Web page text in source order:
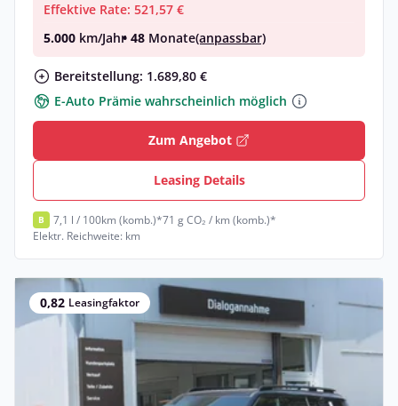
Effektive Rate: 521,57 €
5.000 km/Jahr• 48 Monate(anpassbar)
Bereitstellung: 1.689,80 €
E-Auto Prämie wahrscheinlich möglich
Zum Angebot
Leasing Details
B 7,1 l / 100km (komb.)*71 g CO₂ / km (komb.)*
Elektr. Reichweite: km
0,82 Leasingfaktor